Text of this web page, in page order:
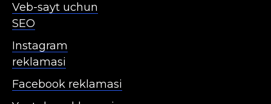
Veb-sayt uchun
SEO
Instagram
reklamasi
Facebook reklamasi